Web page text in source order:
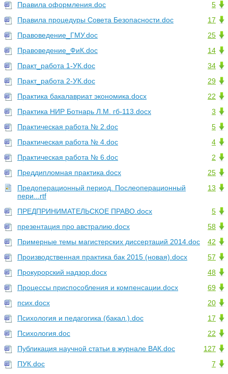
5
Правила оформления.doc
17
Правила процедуры Совета Безопасности.doc
25
Правоведение_ГМУ.doc
14
Правоведение_ФиК.doc
34
Практ_работа 1-УК.doc
29
Практ_работа 2-УК.doc
22
Практика бакалавриат экономика.docx
3
Практика НИР Ботнарь Л.М. гб-113.docx
5
Практическая работа № 2.doc
4
Практическая работа № 4.doc
2
Практическая работа № 6.doc
25
Преддипломная практика.docx
13
Предоперационный период. Послеоперационный
пери...rtf
5
ПРЕДПРИНИМАТЕЛЬСКОЕ ПРАВО.docx
58
презентация про австралию.docx
42
Примерные темы магистерских диссертаций 2014.doc
57
Производственная практика бак 2015 (новая).docx
48
Прокурорский надзор.docx
69
Процессы приспособления и компенсации.docx
20
псих.docx
17
Психология и педагогика (бакал.).doc
22
Психология.doc
127
Публикация научной статьи в журнале ВАК.doc
7
ПУК.doc